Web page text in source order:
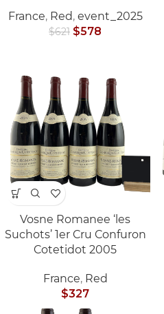
France, Red, event_2025
$621 $578
Vosne Romanee ‘les
Suchots’ 1er Cru Confuron
Cotetidot 2005
France, Red
$327